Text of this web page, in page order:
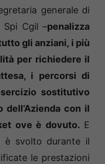
generale di
Spi Cgil –penalizza
gli anziani, i più
per richiedere il
i percorsi di
sostitutivo
dell’Azienda con il
ove è dovuto. E
è svolto durante il
le prestazioni